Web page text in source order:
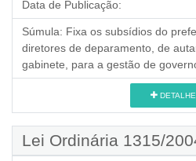
Data de Publicação:
Súmula: Fixa os subsídios do
diretores de deparamento, de
gabinete, para a gestão de
Lei Ordinária 1315/